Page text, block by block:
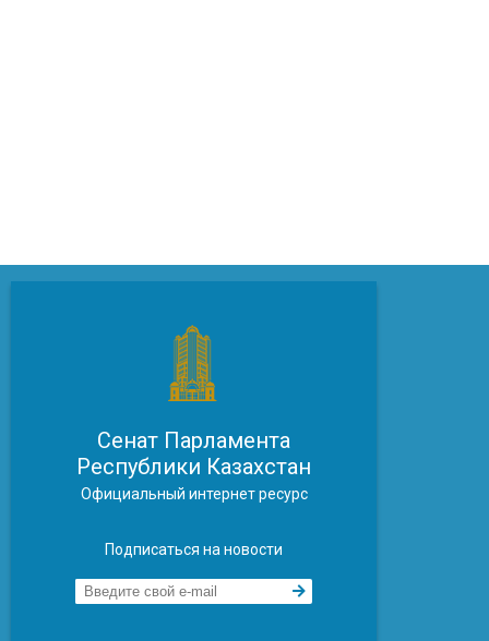
Сенат Парламента
Республики Казахстан
Официальный интернет ресурс
Подписаться на новости